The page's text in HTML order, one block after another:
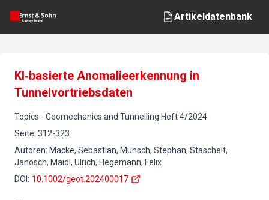
Artikeldatenbank
KI‐basierte Anomalieerkennung in
Tunnelvortriebsdaten
Topics - Geomechanics and Tunnelling Heft4/2024
Seite: 312-323
Autoren: Macke, Sebastian, Munsch, Stephan, Stascheit,
Janosch, Maidl, Ulrich, Hegemann, Felix
DOI : 10.1002/geot.202400017